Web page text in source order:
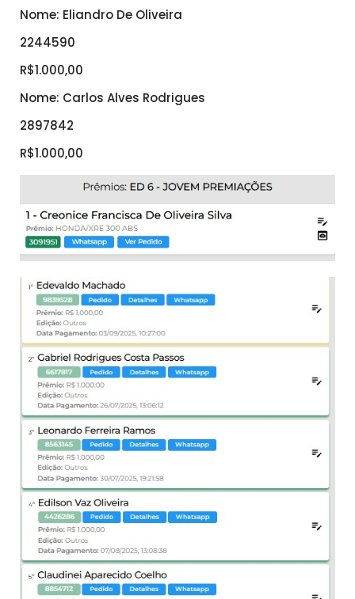
Nome: Eliandro De Oliveira
2244590
R$1.000,00
Nome: Carlos Alves Rodrigues
2897842
R$1.000,00